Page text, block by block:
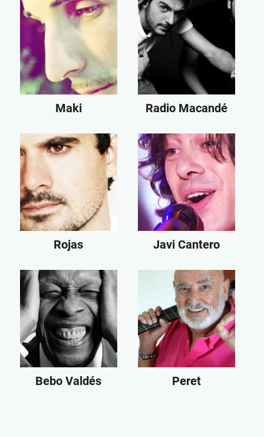
Maki Radio Macandé
Rojas Javi Cantero
Bebo Valdés Peret